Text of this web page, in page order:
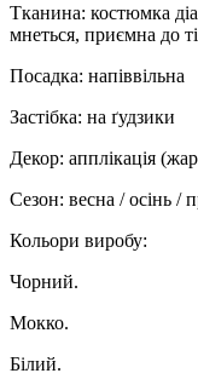
Тканина: костюмка
мнеться, приємна до
Посадка: напіввільна
Застібка: на ґудзики
Декор: апплікація
Сезон: весна / осінь /
Кольори виробу:
Чорний.
Мокко.
Білий.